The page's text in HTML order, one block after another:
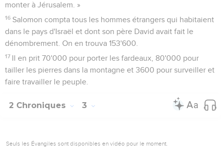
monter à Jérusalem. »
16 Salomon compta tous les hommes étrangers qui habitaient
dans le pays d'Israël et dont son père David avait fait le
dénombrement. On en trouva 153'600.
17 Il en prit 70'000 pour porter les fardeaux, 80'000 pour
tailler les pierres dans la montagne et 3600 pour surveiller et
faire travailler le peuple.
2 Chroniques 3
Seuls les Évangiles sont disponibles en vidéo pour le moment.